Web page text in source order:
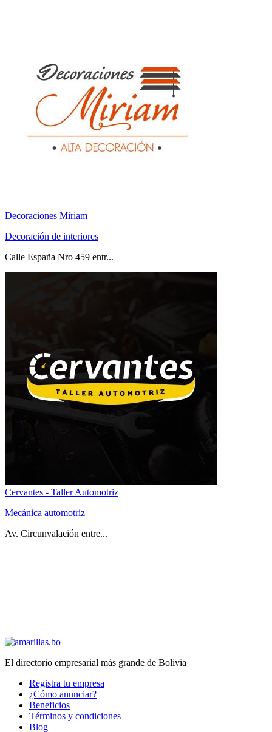
Decoraciones Miriam
Decoración de interiores
Calle España Nro 459 entr...
Cervantes - Taller Automotriz
Mecánica automotriz
Av. Circunvalación entre...
El directorio empresarial más grande de Bolivia
Registra tu empresa
¿Cómo anunciar?
Beneficios
Términos y condiciones
Blog